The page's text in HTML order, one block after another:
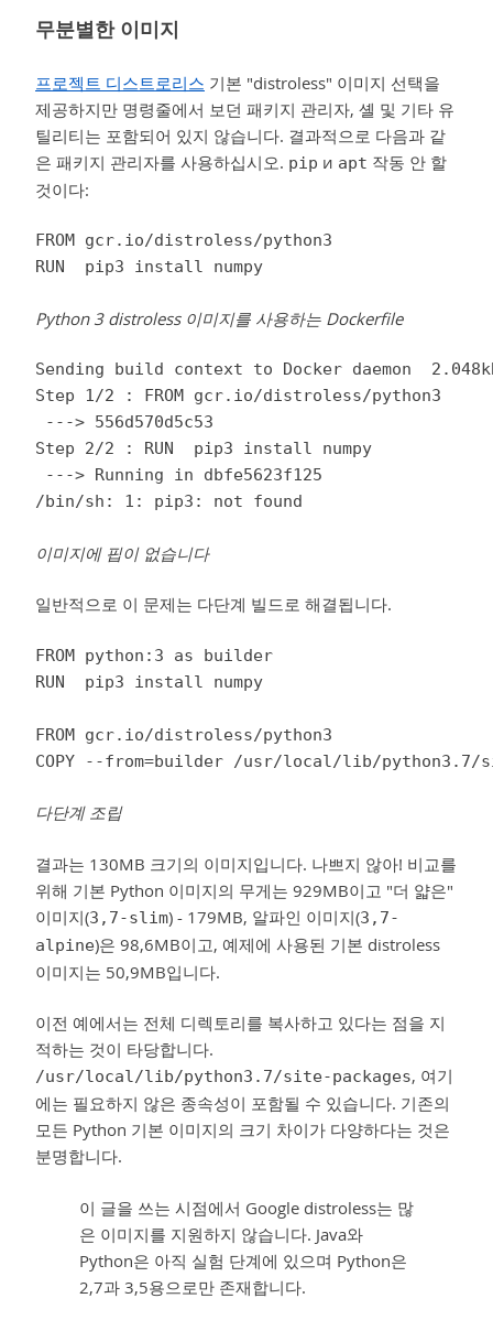
무분별한 이미지
프로젝트 디스트로리스 기본 "distroless" 이미지 선택을
제공하지만 명령줄에서 보던 패키지 관리자, 셸 및 기타 유
틸리티는 포함되어 있지 않습니다. 결과적으로 다음과 같
은 패키지 관리자를 사용하십시오. pip и apt 작동 안 할
것이다:
FROM gcr.io/distroless/python3
RUN  pip3 install numpy
Python 3 distroless 이미지를 사용하는 Dockerfile
Sending build context to Docker daemon
Step 1/2 : FROM gcr.io/distroless/python3
---> 556d570d5c53
Step 2/2 : RUN  pip3 install numpy
---> Running in dbfe5623f125
/bin/sh: 1: pip3: not found
이미지에 핍이 없습니다
일반적으로 이 문제는 다단계 빌드로 해결됩니다.
FROM python:3 as builder
RUN  pip3 install numpy
FROM gcr.io/distroless/python3
COPY --from=builder /usr/local/lib/
다단계 조립
결과는 130MB 크기의 이미지입니다. 나쁘지 않아! 비교를
위해 기본 Python 이미지의 무게는 929MB이고 "더 얇은"
이미지(3,7-slim) - 179MB, 알파인 이미지(3,7-
alpine)은 98,6MB이고, 예제에 사용된 기본 distroless
이미지는 50,9MB입니다.
이전 예에서는 전체 디렉토리를 복사하고 있다는 점을 지
적하는 것이 타당합니다.
/usr/local/lib/python3.7/site-packages, 여기
에는 필요하지 않은 종속성이 포함될 수 있습니다. 기존의
모든 Python 기본 이미지의 크기 차이가 다양하다는 것은
분명합니다.
이 글을 쓰는 시점에서 Google distroless는 많
은 이미지를 지원하지 않습니다. Java와
Python은 아직 실험 단계에 있으며 Python은
2,7과 3,5용으로만 존재합니다.